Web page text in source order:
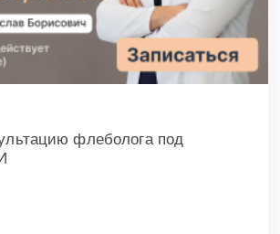
флеболога под